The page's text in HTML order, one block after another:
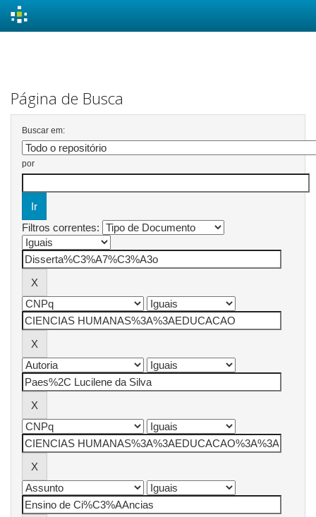
Página de Busca
Buscar em:
por
Filtros correntes: